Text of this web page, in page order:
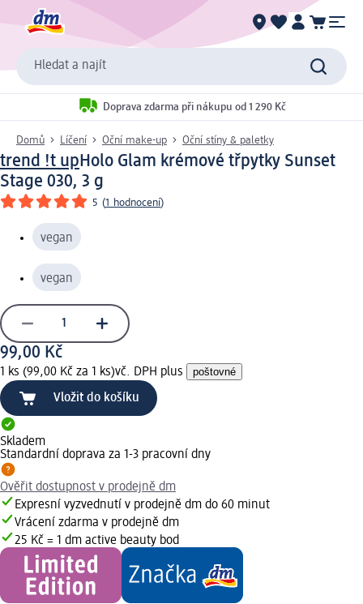
Hledat a najít
Doprava zdarma při nákupu od 1 290 Kč
Domů Líčení Oční make-up Oční stíny & paletky
trend !t up Holo Glam krémové třpytky Sunset
Stage 030, 3 g
5 (1 hodnocení)
vegan
vegan
99,00 Kč
1 ks (99,00 Kč za 1 ks)vč. DPH plus poštovné
Vložit do košíku
Skladem
Standardní doprava za 1-3 pracovní dny
Ověřit dostupnost v prodejně dm
Expresní vyzvednutí v prodejně dm do 60 minut
Vrácení zdarma v prodejně dm
25 Kč = 1 dm active beauty bod